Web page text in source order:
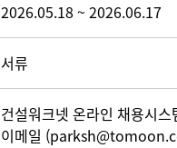
2026.05.18 ~ 2026.06.17
서류
건설워크넷 온라인 채용시스
이메일